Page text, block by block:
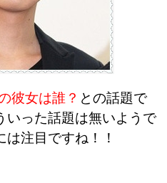
彼女は誰？ との話題で
いった話題は無いようで
は注目ですね！！